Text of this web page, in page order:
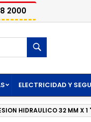
2000
ELECTRICIDAD Y
HIDRAULICO 32 MM X 1
×
×
lista de deseos
×
de deseos.
Iniciar sesión